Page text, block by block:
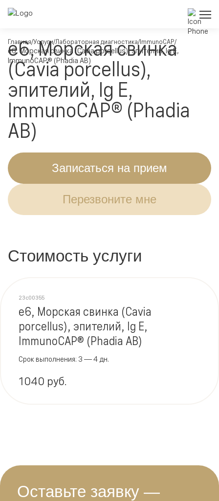
Главная Услуги Лабораторная диагностика ImmunoCAP
e6, Морская свинка (Cavia porcellus), эпителий, Ig E,
ImmunoCAP® (Phadia AB)
e6, Морская свинка
(Cavia porcellus),
эпителий, Ig E,
ImmunoCAP® (Phadia
AB)
Записаться на прием
Перезвоните мне
Стоимость услуги
e6, Морская свинка (Cavia
porcellus), эпителий, Ig E,
ImmunoCAP® (Phadia AB)
23c00355
1040 руб.
Срок выполнения: 3 — 4 дн.
Оставьте заявку —